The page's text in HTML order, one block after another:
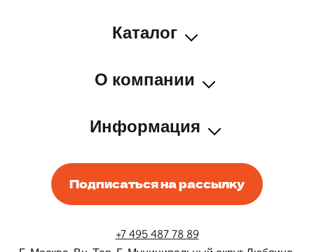
Каталог
О компании
Информация
Подписаться на рассылку
+7 495 487 78 89